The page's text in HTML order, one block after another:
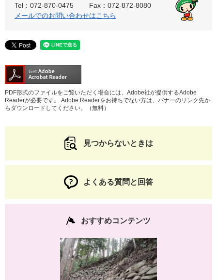
Tel：072-870-0475
Fax：072-872-8080
メールでのお問い合わせはこちら
PDF形式のファイルをご覧いただく場合には、Adobe社が提供するAdobe
Readerが必要です。
Adobe Readerをお持ちでない方は、バナーのリンク先か
らダウンロードしてください。（無料）
見つからないときは
よくある質問と回答
おすすめコンテンツ